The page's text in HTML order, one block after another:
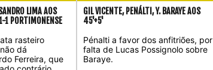
LIMA AOS
1 PORTIMONENSE
rasteiro
dá
Ferreira, que
GIL VICENTE, PENÁLTI, Y. BARAYE AOS
45'+5'
Pénalti a favor dos anfitriões, por
falta de Lucas Possignolo sobre
Baraye.